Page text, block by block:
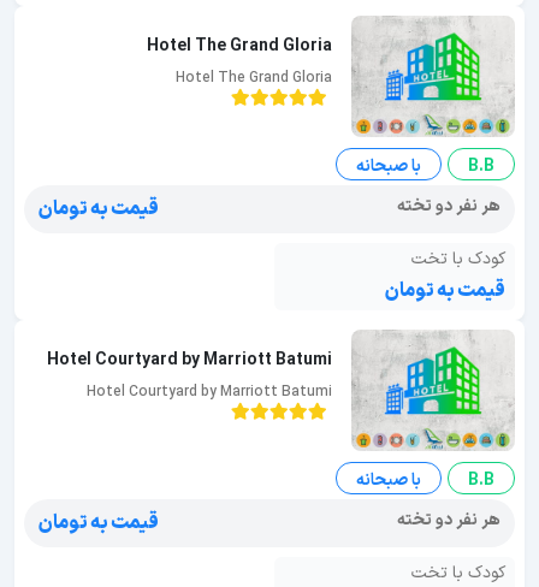
Hotel The Grand Gloria
Hotel The Grand Gloria
B.B
با صبحانه
هر نفر دو تخته
قیمت به تومان
کودک با تخت
قیمت به تومان
Hotel Courtyard by Marriott Batumi
Hotel Courtyard by Marriott Batumi
B.B
با صبحانه
هر نفر دو تخته
قیمت به تومان
کودک با تخت